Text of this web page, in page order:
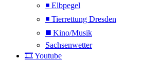
◾ Elbpegel
◾ Tierrettung Dresden
◼️ Kino/Musik
Sachsenwetter
🎞️ Youtube